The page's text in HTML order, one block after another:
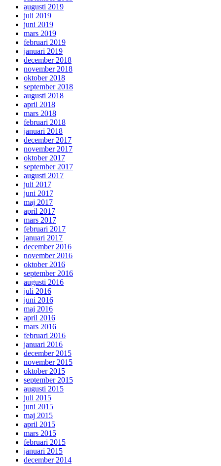
augusti 2019
juli 2019
juni 2019
mars 2019
februari 2019
januari 2019
december 2018
november 2018
oktober 2018
september 2018
augusti 2018
april 2018
mars 2018
februari 2018
januari 2018
december 2017
november 2017
oktober 2017
september 2017
augusti 2017
juli 2017
juni 2017
maj 2017
april 2017
mars 2017
februari 2017
januari 2017
december 2016
november 2016
oktober 2016
september 2016
augusti 2016
juli 2016
juni 2016
maj 2016
april 2016
mars 2016
februari 2016
januari 2016
december 2015
november 2015
oktober 2015
september 2015
augusti 2015
juli 2015
juni 2015
maj 2015
april 2015
mars 2015
februari 2015
januari 2015
december 2014